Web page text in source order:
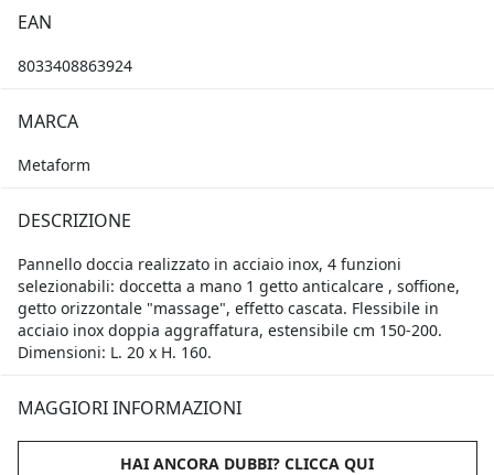
EAN
8033408863924
MARCA
Metaform
DESCRIZIONE
Pannello doccia realizzato in acciaio inox, 4 funzioni
selezionabili: doccetta a mano 1 getto anticalcare , soffione,
getto orizzontale "massage", effetto cascata. Flessibile in
acciaio inox doppia aggraffatura, estensibile cm 150-200.
Dimensioni: L. 20 x H. 160.
MAGGIORI INFORMAZIONI
HAI ANCORA DUBBI? CLICCA QUI